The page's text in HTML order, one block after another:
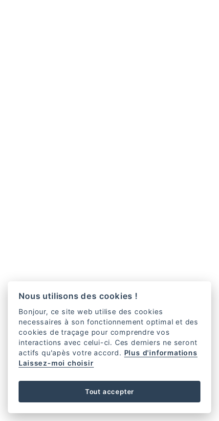
Nous utilisons des cookies !
Bonjour, ce site web utilise des cookies
necessaires à son fonctionnement optimal et des
cookies de traçage pour comprendre vos
interactions avec celui-ci. Ces derniers ne seront
actifs qu'apès votre accord. Plus d'informations
Laissez-moi choisir
Tout accepter